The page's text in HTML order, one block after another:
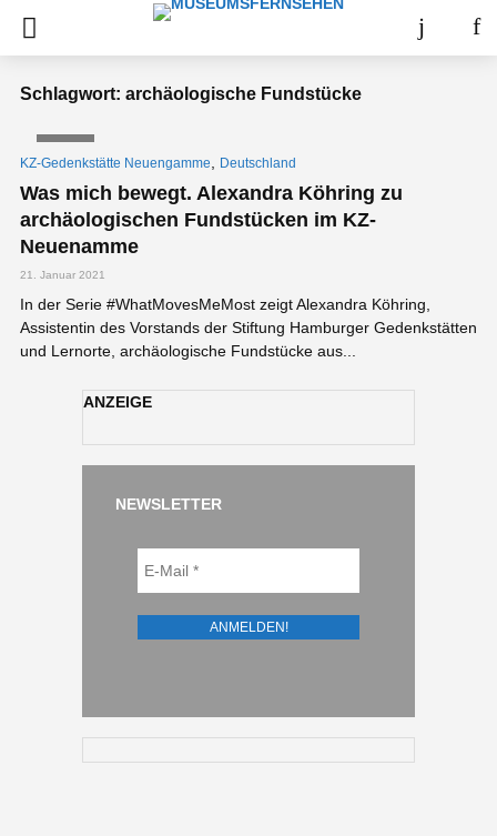
Schlagwort: archäologische Fundstücke
KZ-Gedenkstätte Neuengamme Deutschland
Was mich bewegt. Alexandra Köhring zu
archäologischen Fundstücken im KZ-
Neuenamme
21. Januar 2021
In der Serie #WhatMovesMeMost zeigt Alexandra Köhring,
Assistentin des Vorstands der Stiftung Hamburger Gedenkstätten
und Lernorte, archäologische Fundstücke aus...
ANZEIGE
NEWSLETTER